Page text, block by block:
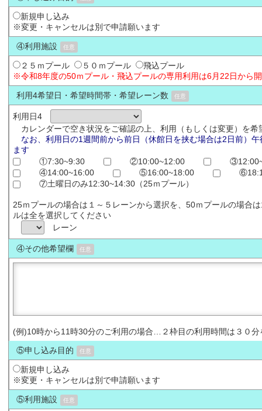
新規申し込み
※変更・キャンセルは別で申請願います
④利用施設 任意
２５ｍプール ５０ｍプール
飛込プール
※令和8年度の50ｍプール・飛込プールの専用利用は6月22日から
利用4希望日・希望時間帯・希望レーン数 任意
利用日4
カレンダーで空き状況をご確認の上、利用（もしくは変更）を
なお、利用日の1週間前から前日（休館日を挟む場合は2日前）
ます
①7:30~9:30
②10:00~12:00
④14:00~16:00
⑤16:00~18:00
⑦土曜日のみ12:30~14:30（25ｍプール）
25ｍプールの場合は１～５レーンから選択を、50ｍプールの場合
ルは全を選択してください
レーン
④その他希望欄 任意
(例)10時から11時30分のご利用の場合…２枠目の利用時間は３０分
⑤申し込み目的 任意
新規申し込み
※変更・キャンセルは別で申請願います
⑤利用施設 任意